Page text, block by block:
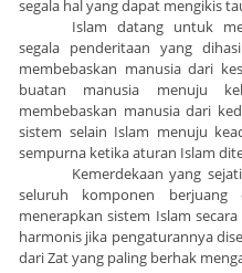
segala hal yang dapat mengikis
Islam datang untuk
segala penderitaan yang
membebaskan manusia dari
buatan manusia menuju
membebaskan manusia dari
sistem selain Islam menuju
sempurna ketika aturan Islam
Kemerdekaan yang
seluruh komponen
menerapkan sistem Islam
harmonis jika pengaturannya
dari Zat yang paling berhak